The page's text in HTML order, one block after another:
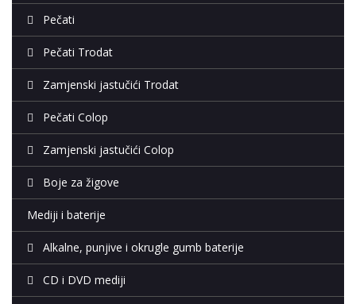
Pečati
Pečati Trodat
Zamjenski jastučići Trodat
Pečati Colop
Zamjenski jastučići Colop
Boje za žigove
Mediji i baterije
Alkalne, punjive i okrugle gumb baterije
CD i DVD mediji